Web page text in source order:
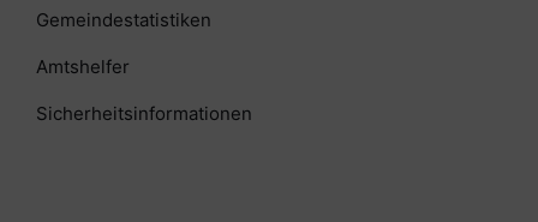
Gemeindestatistiken
Amtshelfer
Sicherheitsinformationen